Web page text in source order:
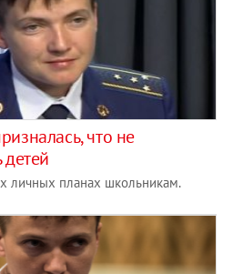
что не
детей
личных планах школьникам.